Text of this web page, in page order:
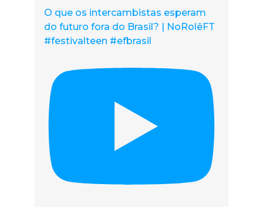
O que os intercambistas esperam
do futuro fora do Brasil? | NoRolêFT
#festivalteen #efbrasil